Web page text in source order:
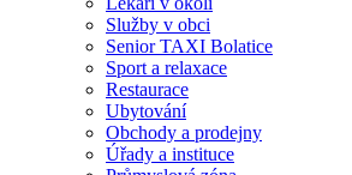
Služby v obci
Senior TAXI Bolatice
Sport a relaxace
Restaurace
Ubytování
Obchody a prodejny
Úřady a instituce